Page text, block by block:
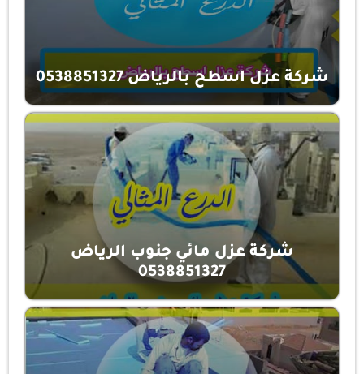
شركة عزل اسطح بالرياض 0538851327
شركة عزل مائي جنوب الرياض
0538851327